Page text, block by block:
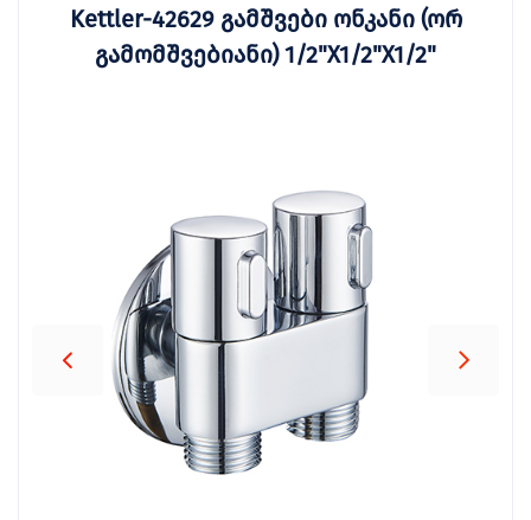
Kettler-42629 გამშვები ონკანი (ორ
გამომშვებიანი) 1/2"X1/2"X1/2"
მცენარეთა
მოვლა
შეთავაზებები ბრენდები ბლოგი
სოც.